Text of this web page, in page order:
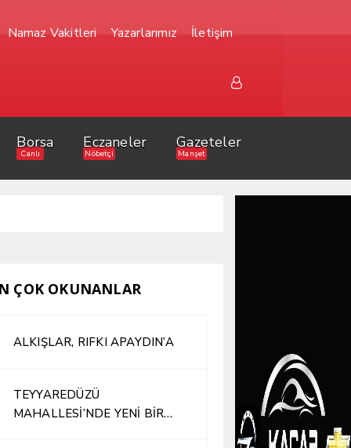
Namaz Vakitleri Yazarlarımız İletişim
Borsa
Canlı
Eczaneler
Nöbetçi
Gazeteler
Manşet
ÇOK OKUNANLAR
ALKIŞLAR, RIFKI APAYDIN’A
TEYYAREDÜZÜ
MAHALLESİ’NDE YENİ BİR